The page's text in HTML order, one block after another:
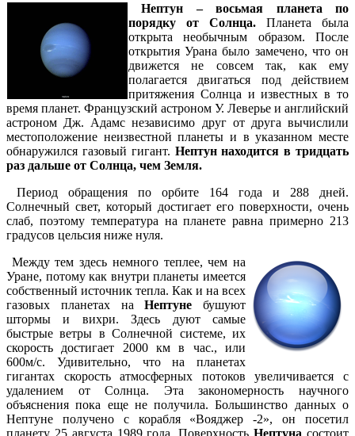
Нептун – восьмая планета по
порядку от Солнца. Планета была
открыта необычным образом. После
открытия Урана было замечено, что он
движется не совсем так, как ему
полагается двигаться под действием
притяжения Солнца и известных в то
время планет. Французский астроном У. Леверье и английский
астроном Дж. Адамс независимо друг от друга вычислили
местоположение неизвестной планеты и в указанном месте
обнаружился газовый гигант. Нептун находится в тридцать
раз дальше от Солнца, чем Земля.
Период обращения по орбите 164 года и 288 дней.
Солнечный свет, который достигает его поверхности, очень
слаб, поэтому температура на планете равна примерно 213
градусов цельсия ниже нуля.
Между тем здесь немного теплее, чем на
Уране, потому как внутри планеты имеется
собственный источник тепла. Как и на всех
газовых планетах наНептуне бушуют
штормы и вихри. Здесь дуют самые
быстрые ветры в Солнечной системе, их
скорость достигает 2000 км в час., или
600м/с. Удивительно, что на планетах
гигантах скорость атмосферных потоков увеличивается с
удалением от Солнца. Эта закономерность научного
объяснения пока еще не получила. Большинство данных о
Нептуне получено с корабля «Вояджер -2», он посетил
планету 25 августа 1989 года. ПоверхностьНептунасостоит